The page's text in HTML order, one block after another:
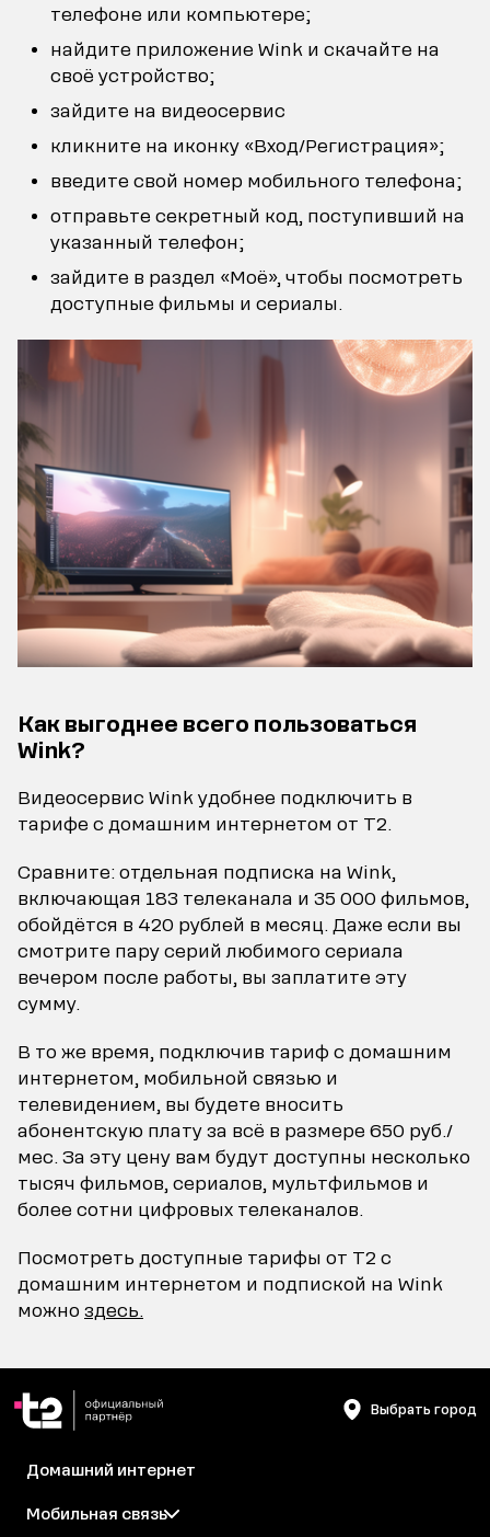
телефоне или компьютере;
найдите приложение Wink и скачайте на
своё устройство;
зайдите на видеосервис
кликните на иконку «Вход/Регистрация»;
введите свой номер мобильного телефона;
отправьте секретный код, поступивший на
указанный телефон;
зайдите в раздел «Моё», чтобы посмотреть
доступные фильмы и сериалы.
Как выгоднее всего пользоваться
Wink?
Видеосервис Wink удобнее подключить в
тарифе с домашним интернетом от Т2.
Сравните: отдельная подписка на Wink,
включающая 183 телеканала и 35 000 фильмов,
обойдётся в 420 рублей в месяц. Даже если вы
смотрите пару серий любимого сериала
вечером после работы, вы заплатите эту
сумму.
В то же время, подключив тариф с домашним
интернетом, мобильной связью и
телевидением, вы будете вносить
абонентскую плату за всё в размере 650 руб./
мес. За эту цену вам будут доступны несколько
тысяч фильмов, сериалов, мультфильмов и
более сотни цифровых телеканалов.
Посмотреть доступные тарифы от Т2 с
домашним интернетом и подпиской на Wink
можно здесь.
Выбрать город
Домашний интернет
Мобильная связь